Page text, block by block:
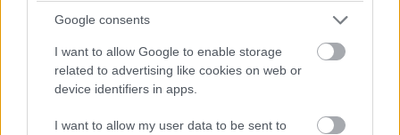
Google consents
I want to allow Google to enable storage
related to advertising like cookies on web or
device identifiers in apps.
I want to allow my user data to be sent to
Dráma készül a P2-ben: a szoros csatában élen álló
turbópékek versenyzőjét, Nick Yellolyt bokszutcai gyorshajtás
miatt vizsgálják!